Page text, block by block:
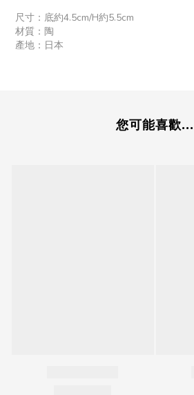
尺寸：底約4.5cm/H約5.5cm
材質：陶
產地：日本
您可能喜歡...